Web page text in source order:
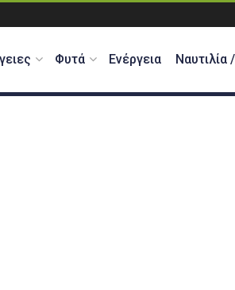
Φυτά Ενέργεια Ναυτιλία